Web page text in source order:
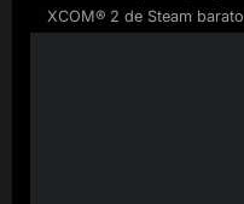
XCOM® 2 de Steam barato